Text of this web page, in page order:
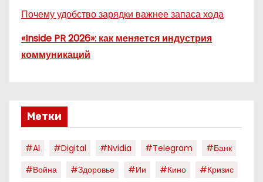
Почему удобство зарядки важнее запаса хода
«Inside PR 2026»: как меняется индустрия
коммуникаций
Метки
#AI #digital #nvidia #telegram
#банк
#война
#здоровье #ии #кино
#кризис